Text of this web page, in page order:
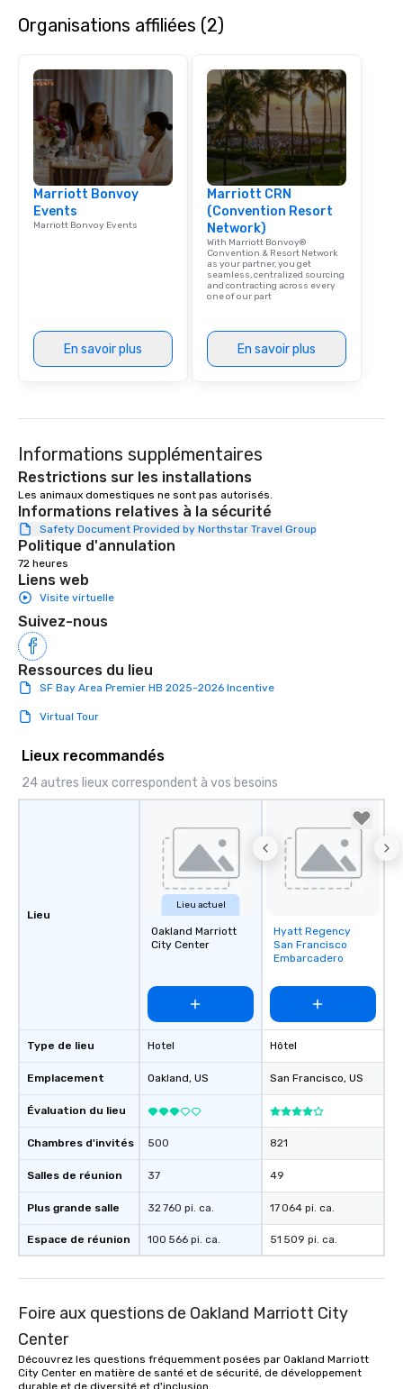
Organisations affiliées (2)
Marriott Bonvoy
Events
Marriott Bonvoy Events
En savoir plus
Marriott CRN
(Convention Resort
Network)
With Marriott Bonvoy®
Convention & Resort Network
as your partner, you get
seamless, centralized sourcing
and contracting across every
one of our part
En savoir plus
Informations supplémentaires
Restrictions sur les installations
Les animaux domestiques ne sont pas autorisés.
Informations relatives à la sécurité
Safety Document Provided by Northstar Travel Group
Politique d'annulation
72 heures
Liens web
Visite virtuelle
Suivez-nous
Ressources du lieu
SF Bay Area Premier HB 2025-2026 Incentive
Virtual Tour
Lieux recommandés
24 autres lieux correspondent à vos besoins
Lieu
Type de lieu
Emplacement
Évaluation du lieu
Chambres d'invités
Salles de réunion
Plus grande salle
Espace de réunion
Lieu actuel
Oakland Marriott
City Center
Hotel
Oakland, US
500
37
32 760 pi. ca.
100 566 pi. ca.
Removed from
favorites
Hyatt Regency
San Francisco
Embarcadero
Hôtel
San Francisco, US
821
49
17 064 pi. ca.
51 509 pi. ca.
Foire aux questions de Oakland Marriott City
Center
Découvrez les questions fréquemment posées par Oakland Marriott
City Center en matière de santé et de sécurité, de développement